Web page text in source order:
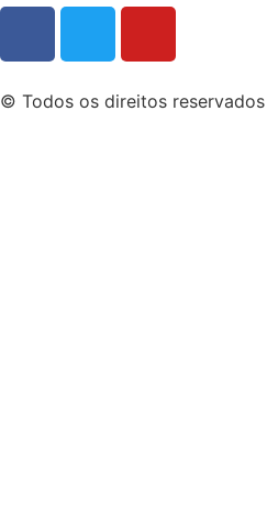
© Todos os direitos